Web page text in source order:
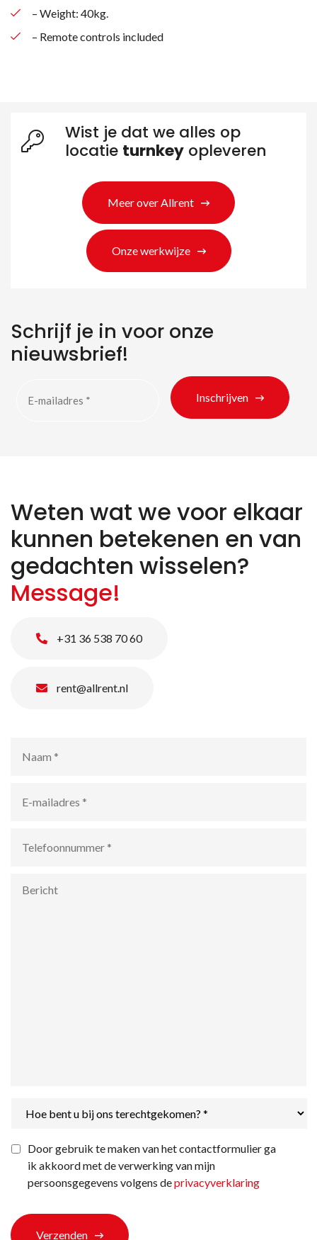
– Weight: 40kg.
– Remote controls included
Wist je dat we alles op
locatie turnkey opleveren
Meer over Allrent
Onze werkwijze
Schrijf je in voor onze
nieuwsbrief!
Inschrijven
Weten wat we voor elkaar
kunnen betekenen en van
gedachten wisselen?
Message!
+31 36 538 70 60
rent@allrent.nl
mailadres *
bent
bij
ons
terechtgekomen?
Privacyverklaring *
Door gebruik te maken van het contactformulier ga
ik akkoord met de verwerking van mijn
persoonsgegevens volgens deprivacyverklaring
Verzenden